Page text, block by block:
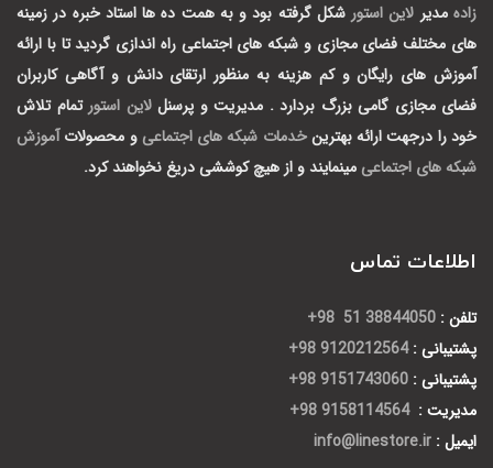
زاده مدیر لاین استور شکل گرفته بود و به همت ده ها استاد خبره در زمینه
های مختلف فضای مجازی و شبکه های اجتماعی راه اندازی گردید تا با ارائه
آموزش های رایگان و کم هزینه به منظور ارتقای دانش و آگاهی کاربران
فضای مجازی گامی بزرگ بردارد . مدیریت و پرسنللاین استور تمام تلاش
خود را درجهت ارائه بهترینخدمات شبکه های اجتماعی و محصولات آموزش
شبکه های اجتماعی مینمایند و از هیچ کوششی دریغ نخواهند کرد.
اطلاعات تماس
تلفن : 38844050 51 98+
پشتیبانی : 9120212564 98+
پشتیبانی : 9151743060 98+
مدیریت : 9158114564 98+
ایمیل : info@linestore.ir